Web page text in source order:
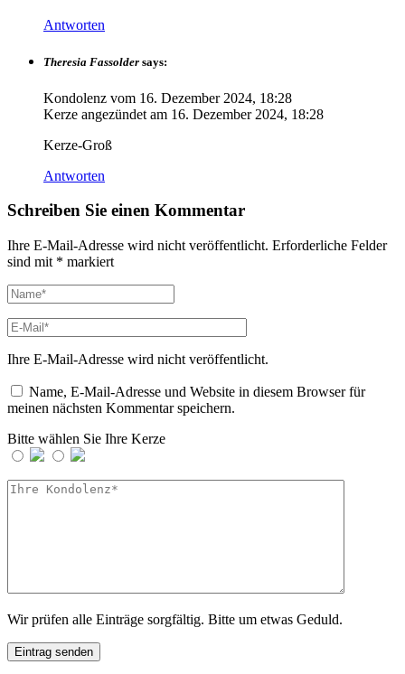
Antworten
Theresia Fassolder says:
Kondolenz vom 16. Dezember 2024, 18:28
Kerze angezündet am 16. Dezember 2024, 18:28
Kerze-Groß
Antworten
Schreiben Sie einen Kommentar
Ihre E-Mail-Adresse wird nicht veröffentlicht. Erforderliche Felder
sind mit * markiert
Ihre E-Mail-Adresse wird nicht veröffentlicht.
Name, E-Mail-Adresse und Website in diesem Browser für
meinen nächsten Kommentar speichern.
Bitte wählen Sie Ihre Kerze
Wir prüfen alle Einträge sorgfältig. Bitte um etwas Geduld.